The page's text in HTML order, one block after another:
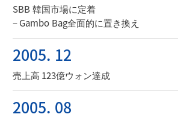
SBB 韓国市場に定着
– Gambo Bag全面的に置き換え
2005. 12
売上高 123億ウォン達成
2005. 08